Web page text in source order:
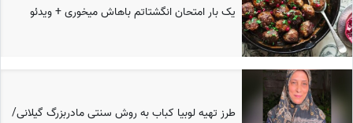
یک بار امتحان انگشتاتم باهاش میخوری + ویدئو
طرز تهیه لوبیا کباب به روش سنتی مادربزرگ گیلانی/